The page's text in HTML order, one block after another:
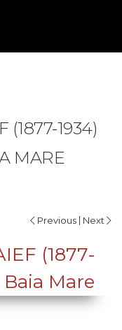
(1877-1934)
MARE
Previous | Next